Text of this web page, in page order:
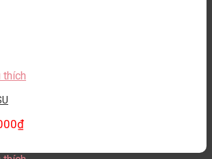
thích
₫